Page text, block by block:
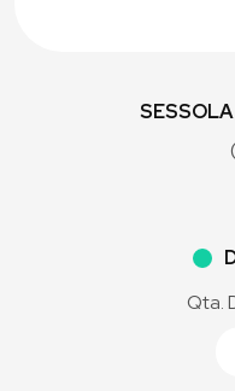
Qta.